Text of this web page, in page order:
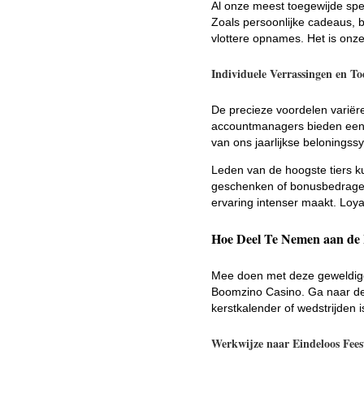
Al onze meest toegewijde
Zoals persoonlijke cadeaus,
vlottere opnames. Het is
Individuele Verrassingen en
De precieze voordelen
accountmanagers bieden
van ons jaarlijkse
Leden van de hoogste tiers
geschenken of
ervaring intenser maakt.
Hoe Deel Te Nemen aan de
Mee doen met deze
Boomzino Casino. Ga naar
kerstkalender of wedstrijden
Werkwijze naar Eindeloos